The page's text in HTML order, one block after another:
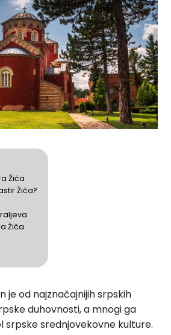
Žiča
Žiča?
Žiča
je od najznačajnijih srpskih
duhovnosti, a mnogi ga
srpske srednjovekovne kulture.